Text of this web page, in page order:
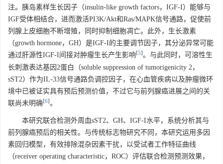
注。胰岛素样生长因子（insulin-like growth factors，IGF-I）能够与
IGF受体相结合，进而激活PI3K/Akt和Ras/MAPK信号通路，促使前
列腺上皮细胞不断增殖，同时抑制细胞凋亡。此外，生长激素
（growth hormone，GH）是IGF-I的主要调节因子，其分泌异常可能
通过肝源性IGF-I间接对肿瘤生长产生影响[5]。与此同时，可溶性生
长刺激表达基因2蛋白（soluble suppression of tumorigenicity 2，
sST2）作为IL-33信号通路负调控因子，在心血管疾病以及肿瘤微环
境中已被证实具有预后预测价值，不过它与前列腺癌进展之间的关
联尚未明确[6]。
本研究联合检测外周血sST2、GH、IGF-I水平，系统分析其与
前列腺癌预后的相关性。与传统标志物研究不同，本研究运用多因
素回归模型，有效排除混杂因素干扰，以受试者工作特征曲线
（receiver operating characteristic，ROC）评估联合检测预测效果，